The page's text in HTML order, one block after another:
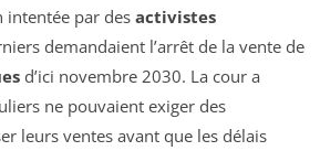
intentée par des activistes
demandaient l’arrêt de la vente de
d’ici novembre 2030. La cour a
ne pouvaient exiger des
leurs ventes avant que les délais